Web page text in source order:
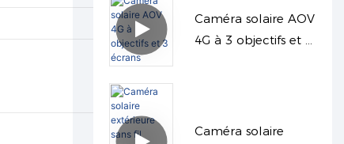
Caméra solaire AOV
4G à 3 objectifs et 3
Caméra solaire